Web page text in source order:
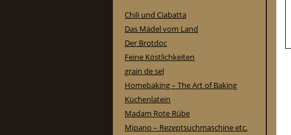
Chili und Ciabatta
Das Mädel vom Land
Der Brotdoc
Feine Köstlichkeiten
grain de sel
Homebaking – The Art of Baking
Küchenlatein
Madam Rote Rübe
Mipano – Rezeptsuchmaschine etc.